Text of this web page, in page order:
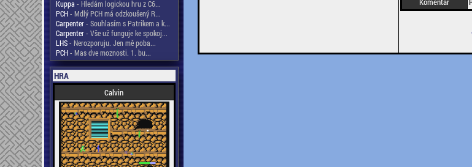
Kuppa - Hledám logickou hru z C6...
PCH- Mdlý PCH má odzkoušený R...
Carpenter- Souhlasím s Patrikem a k...
Carpenter- Vše už funguje ke spokoj...
LHS- Nerozporuju. Jen mě poba...
PCH- Mas dve moznosti. 1. bu...
HRA
Calvin